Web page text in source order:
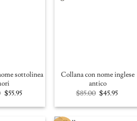
sottolinea
Original
price
was:
$55.95Current
is:
Collana con nome inglese
antico
$85.00 Original
price
was:
$45.95Current
is: